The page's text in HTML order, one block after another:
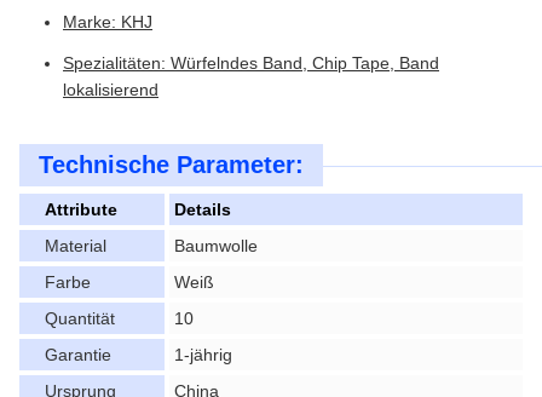
Marke: KHJ
Spezialitäten: Würfelndes Band, Chip Tape, Band
lokalisierend
Technische Parameter:
Attribute
Details
Material
Baumwolle
Farbe
Weiß
Quantität
10
Garantie
1-jährig
Ursprung
China